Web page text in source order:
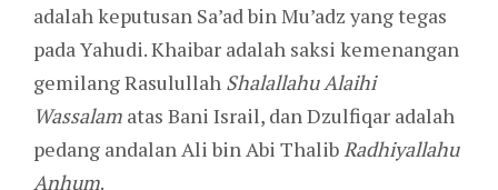
adalah keputusan Sa’ad bin Mu’adz yang tegas
pada Yahudi. Khaibar adalah saksi kemenangan
gemilang Rasulullah Shalallahu Alaihi
Wassalam atas Bani Israil, dan Dzulfiqar adalah
pedang andalan Ali bin Abi ThalibRadhiyallahu
Anhum.